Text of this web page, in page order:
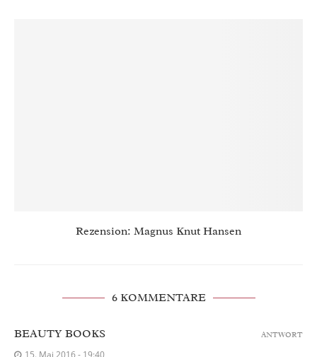
Rezension: Magnus Knut Hansen
6 KOMMENTARE
BEAUTY BOOKS ANTWORT